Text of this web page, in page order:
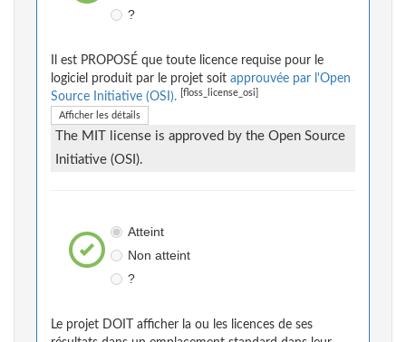
?
Il est PROPOSÉ que toute licence requise pour le
logiciel produit par le projet soit approuvée par l'Open
Source Initiative (OSI).
[floss_license_osi]
Afficher les détails
The MIT license is approved by the Open Source
Initiative (OSI).
Atteint
Non atteint
?
Le projet DOIT afficher la ou les licences de ses